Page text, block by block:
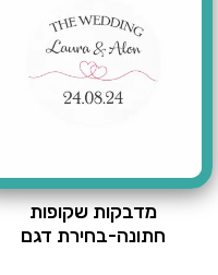
מדבקות שקופות
חתונה-בחירת דגם